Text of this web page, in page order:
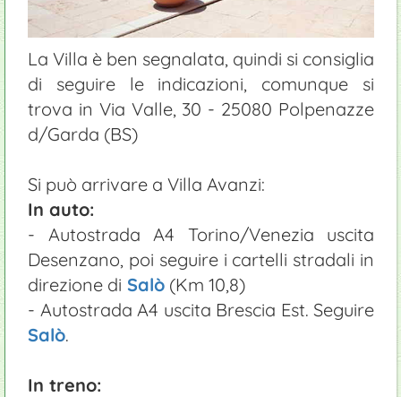
La Villa è ben segnalata, quindi si consiglia
di seguire le indicazioni, comunque si
trova in Via Valle, 30 - 25080 Polpenazze
d/Garda (BS)
Si può arrivare a Villa Avanzi:
In auto:
- Autostrada A4 Torino/Venezia uscita
Desenzano, poi seguire i cartelli stradali in
direzione di Salò (Km 10,8)
- Autostrada A4 uscita Brescia Est. Seguire
Salò.
In treno: